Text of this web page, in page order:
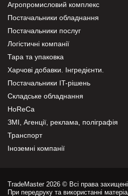
Агропромисловий комплекс
Постачальники обладнання
Постачальники послуг
Логістичні компанії
Тара та упаковка
Харчові добавки. Інгредієнти.
Постачальники IT-рішень
Складське обладнання
HoReCa
ЗМІ, Агенції, реклама, поліграфія
Транспорт
Іноземні компанії
TradeMaster 2026 © Всі права
При передруку та використанні